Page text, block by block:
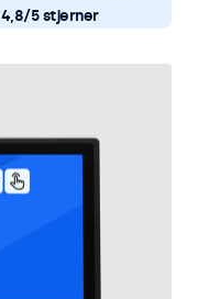
4,8/5 stjerner